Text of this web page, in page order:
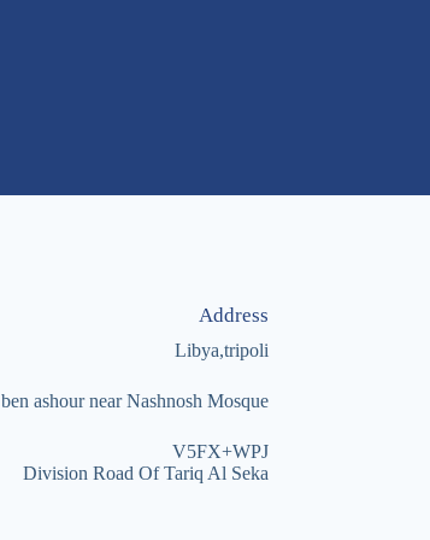
Address
Libya,tripoli
ben ashour nearNashnosh Mosque
V5FX+WPJ
Division Road Of Tariq Al Seka